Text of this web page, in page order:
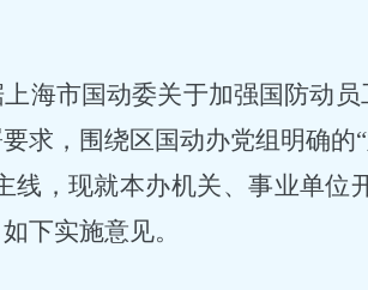
海市国动委关于加强国防动
求，围绕区国动办党组明确的
线，现就本办机关、事业单位
下实施意见。